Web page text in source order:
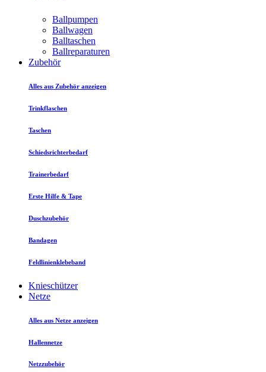
Ballpumpen
Ballwagen
Balltaschen
Ballreparaturen
Zubehör
Alles aus Zubehör anzeigen
Trinkflaschen
Taschen
Schiedsrichterbedarf
Trainerbedarf
Erste Hilfe & Tape
Duschzubehör
Bandagen
Feldlinienklebeband
Knieschützer
Netze
Alles aus Netze anzeigen
Hallennetze
Netzzubehör